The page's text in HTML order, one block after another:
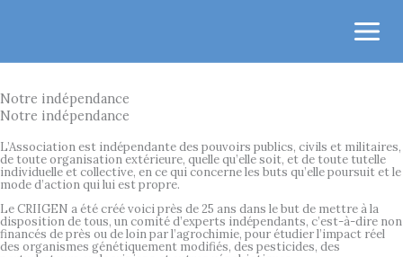
contenu
Notre indépendance
Notre indépendance
L’Association est indépendante des pouvoirs publics, civils et militaires,
de toute organisation extérieure, quelle qu’elle soit, et de toute tutelle
individuelle et collective, en ce qui concerne les buts qu’elle poursuit et le
mode d’action qui lui est propre.
Le CRIIGEN a été créé voici près de 25 ans dans le but de mettre à la
disposition de tous, un comité d’experts indépendants, c’est-à-dire non
financés de près ou de loin par l’agrochimie, pour étudier l’impact réel
des organismes génétiquement modifiés, des pesticides, des